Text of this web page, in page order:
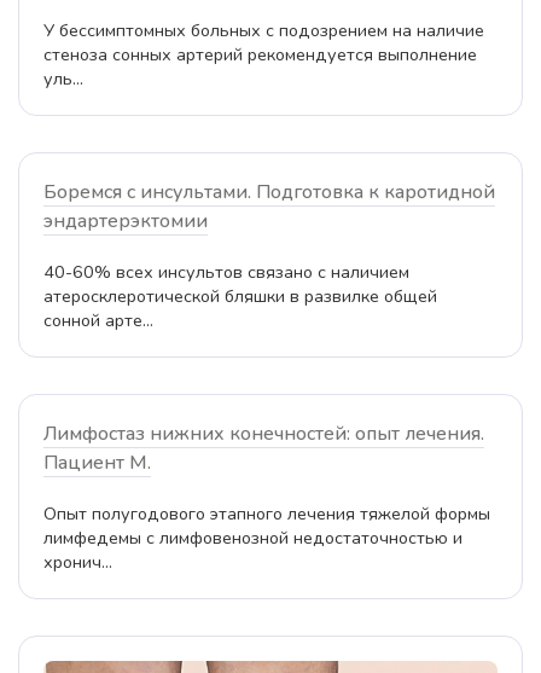
У бессимптомных больных с подозрением на наличие
стеноза сонных артерий рекомендуется выполнение
уль...
Боремся с инсультами. Подготовка к каротидной
эндартерэктомии
40-60% всех инсультов связано с наличием
атеросклеротической бляшки в развилке общей
сонной арте...
Лимфостаз нижних конечностей: опыт лечения.
Пациент М.
Опыт полугодового этапного лечения тяжелой формы
лимфедемы с лимфовенозной недостаточностью и
хронич...